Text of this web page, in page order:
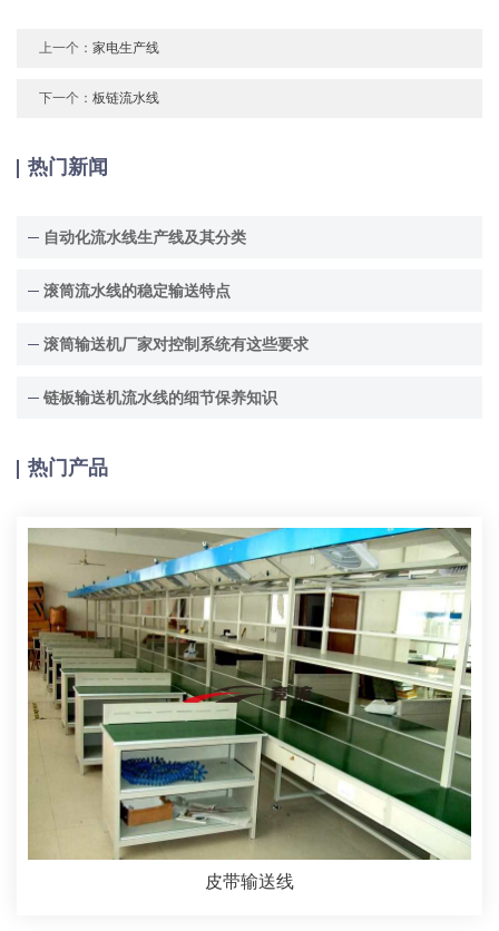
上一个：家电生产线
下一个：板链流水线
热门新闻
自动化流水线生产线及其分类
滚筒流水线的稳定输送特点
滚筒输送机厂家对控制系统有这些要求
链板输送机流水线的细节保养知识
热门产品
皮带输送线